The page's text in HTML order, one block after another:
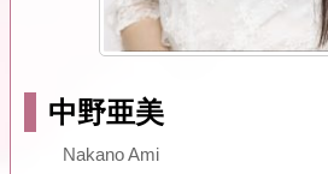
中野亜美
Nakano Ami